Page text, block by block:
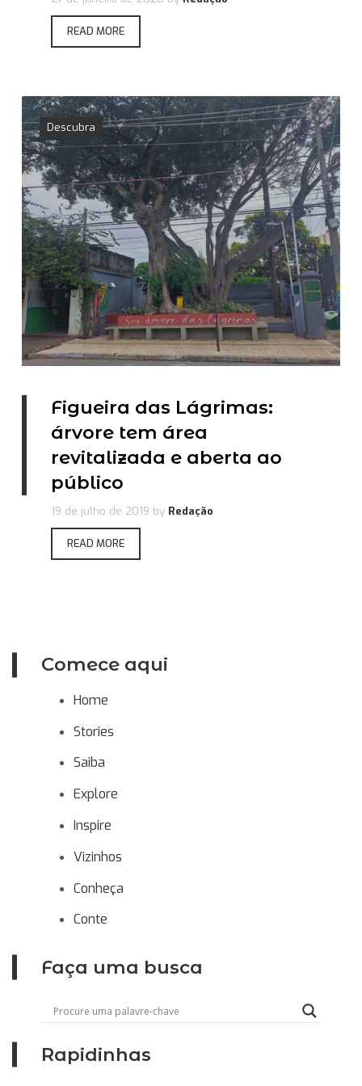
Comece aqui
Home
Stories
Saiba
Explore
Inspire
Vizinhos
Conheça
Conte
Faça uma busca
Rapidinhas
READ MORE
Descubra
Figueira das Lágrimas:
árvore tem área
revitalizada e aberta ao
público
19 de julho de 2019 by Redação
READ MORE